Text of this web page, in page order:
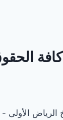
كافة